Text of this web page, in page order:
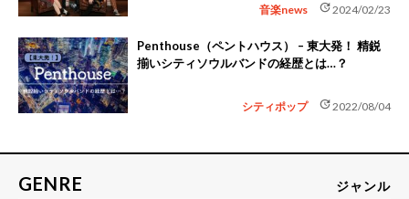
音楽news update2024/02/23
Penthouse（ペントハウス） – 東大発！ 精鋭
揃いシティソウルバンドの経歴とは…？
シティポップ update2022/08/04
GENRE ジャンル